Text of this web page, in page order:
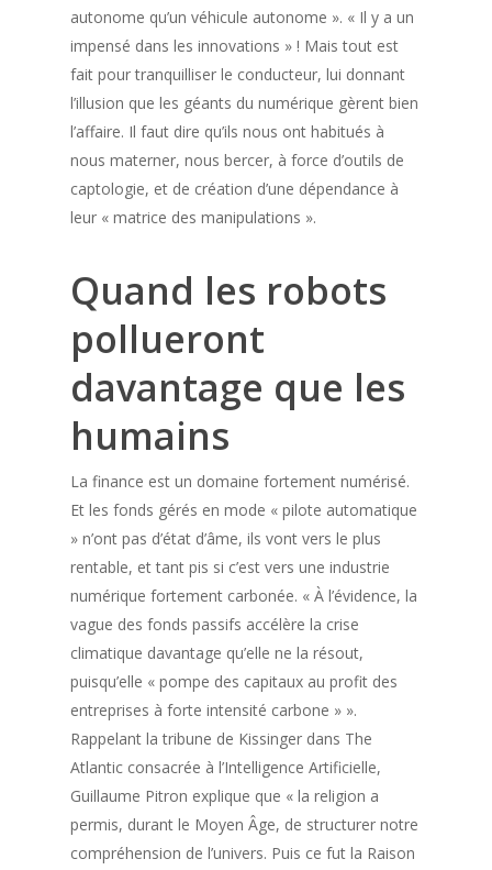
autonome qu’un véhicule autonome ». « Il y a un
impensé dans les innovations » ! Mais tout est
fait pour tranquilliser le conducteur, lui donnant
l’illusion que les géants du numérique gèrent bien
l’affaire. Il faut dire qu’ils nous ont habitués à
nous materner, nous bercer, à force d’outils de
captologie, et de création d’une dépendance à
leur « matrice des manipulations ».
Quand les robots
pollueront
davantage que les
humains
La finance est un domaine fortement numérisé.
Et les fonds gérés en mode « pilote automatique
» n’ont pas d’état d’âme, ils vont vers le plus
rentable, et tant pis si c’est vers une industrie
numérique fortement carbonée. « À l’évidence, la
vague des fonds passifs accélère la crise
climatique davantage qu’elle ne la résout,
puisqu’elle « pompe des capitaux au profit des
entreprises à forte intensité carbone » ».
Rappelant la tribune de Kissinger dans The
Atlantic consacrée à l’Intelligence Artificielle,
Guillaume Pitron explique que « la religion a
permis, durant le Moyen Âge, de structurer notre
compréhension de l’univers. Puis ce fut la Raison